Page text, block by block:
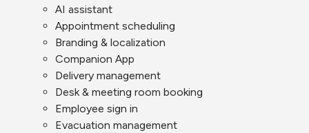
AI assistant
Appointment scheduling
Branding & localization
Companion App
Delivery management
Desk & meeting room booking
Employee sign in
Evacuation management